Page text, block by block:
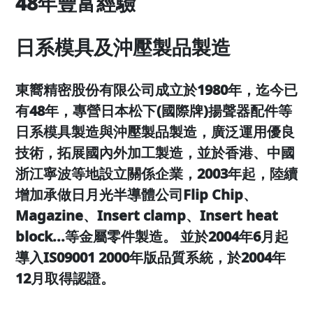
日系模具及沖壓製品製造
東嚮精密股份有限公司成立於1980年，迄今已
有48年，專營日本松下(國際牌)揚聲器配件等
日系模具製造與沖壓製品製造，廣泛運用優良
技術，拓展國內外加工製造，並於香港、中國
浙江寧波等地設立關係企業，2003年起，陸續
增加承做日月光半導體公司Flip Chip、
Magazine、Insert clamp、Insert heat
block...等金屬零件製造。 並於2004年6月起
導入IS09001 2000年版品質系統，於2004年
12月取得認證。